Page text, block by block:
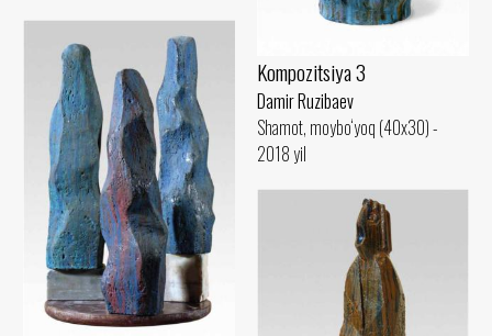
Kompozitsiya 3
Damir Ruzibaev
Shamot, moybo‘yoq (40x30) -
2018 yil